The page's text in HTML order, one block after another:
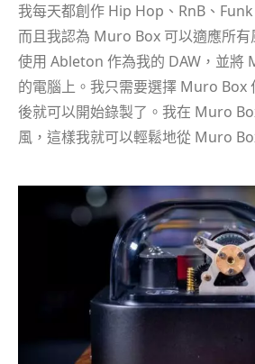
我每天都創作 Hip Hop、RnB、
而且我認為 Muro Box 可以適應所
使用 Ableton 作為我的 DAW，並將
的電腦上。我只需要選擇 Muro Box
後就可以開始錄製了。我在 Muro
風，這樣我就可以輕鬆地從 Muro